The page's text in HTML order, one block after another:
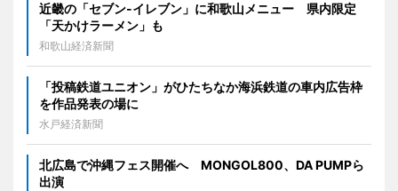
近畿の「セブン-イレブン」に和歌山メニュー 県内限定
「天かけラーメン」も
和歌山経済新聞
「投稿鉄道ユニオン」がひたちなか海浜鉄道の車内広告枠
を作品発表の場に
水戸経済新聞
北広島で沖縄フェス開催へ MONGOL800、DA PUMPら
出演